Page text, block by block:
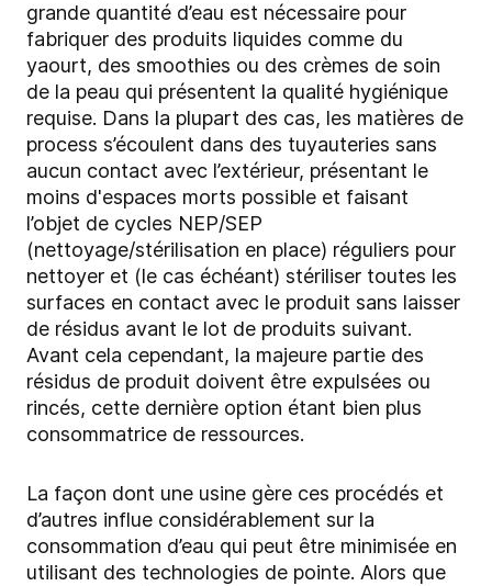
grande quantité d’eau est nécessaire pour
fabriquer des produits liquides comme du
yaourt, des smoothies ou des crèmes de soin
de la peau qui présentent la qualité hygiénique
requise. Dans la plupart des cas, les matières de
process s’écoulent dans des tuyauteries sans
aucun contact avec l’extérieur, présentant le
moins d'espaces morts possible et faisant
l’objet de cycles NEP/SEP
(nettoyage/stérilisation en place) réguliers pour
nettoyer et (le cas échéant) stériliser toutes les
surfaces en contact avec le produit sans laisser
de résidus avant le lot de produits suivant.
Avant cela cependant, la majeure partie des
résidus de produit doivent être expulsées ou
rincés, cette dernière option étant bien plus
consommatrice de ressources.
La façon dont une usine gère ces procédés et
d’autres influe considérablement sur la
consommation d’eau qui peut être minimisée en
utilisant des technologies de pointe. Alors que